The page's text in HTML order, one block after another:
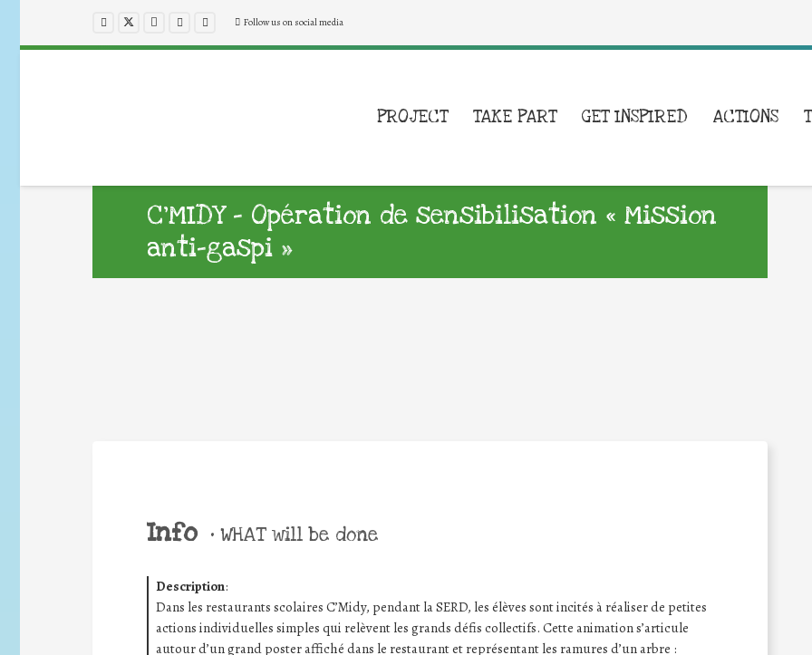
Follow us on social media
PROJECT TAKE PART GET INSPIRED ACTIONS
C’MIDY – Opération de sensibilisation « Mission
anti-gaspi »
Info • WHAT will be done
Description:
Dans les restaurants scolaires C’Midy, pendant la SERD, les élèves sont incités à réaliser de petites
actions individuelles simples qui relèvent les grands défis collectifs. Cette animation s’articule
autour d’un grand poster affiché dans le restaurant et représentant les ramures d’un arbre :